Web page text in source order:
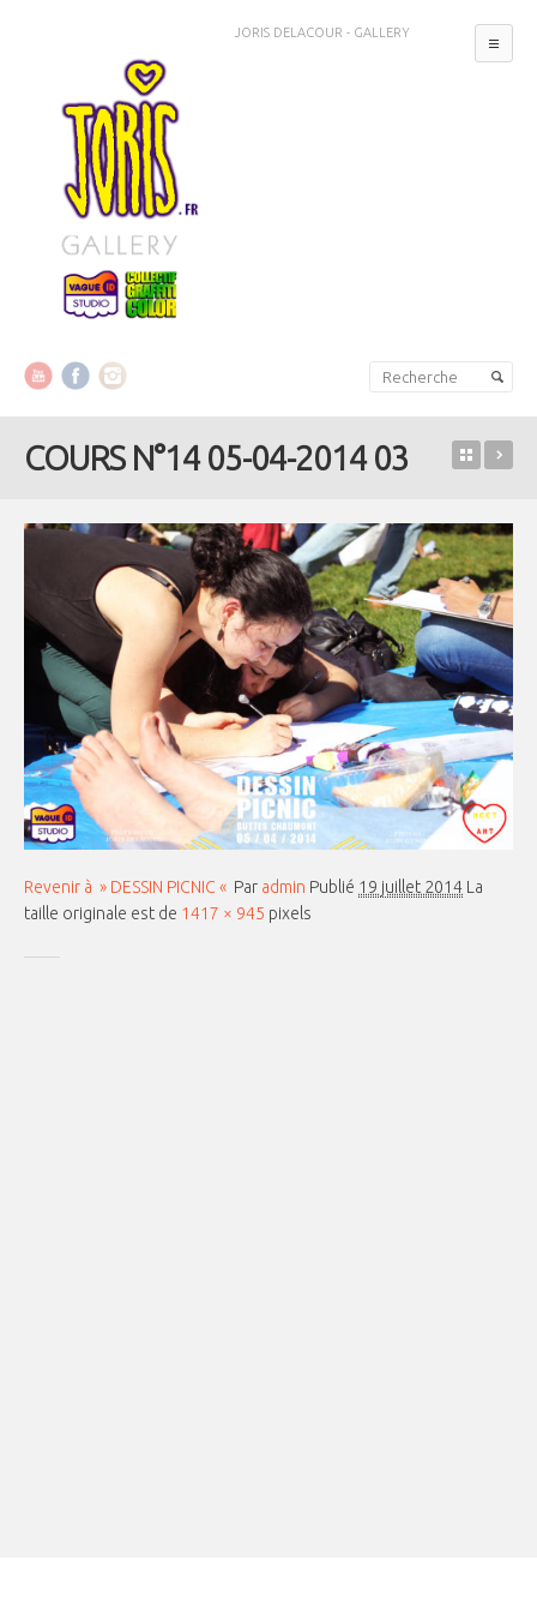
JORIS DELACOUR - GALLERY
COURS N°14 05-04-2014 03
Revenir à » DESSIN PICNIC « Par admin Publié 19 juillet 2014 La
taille originale est de 1417 × 945 pixels